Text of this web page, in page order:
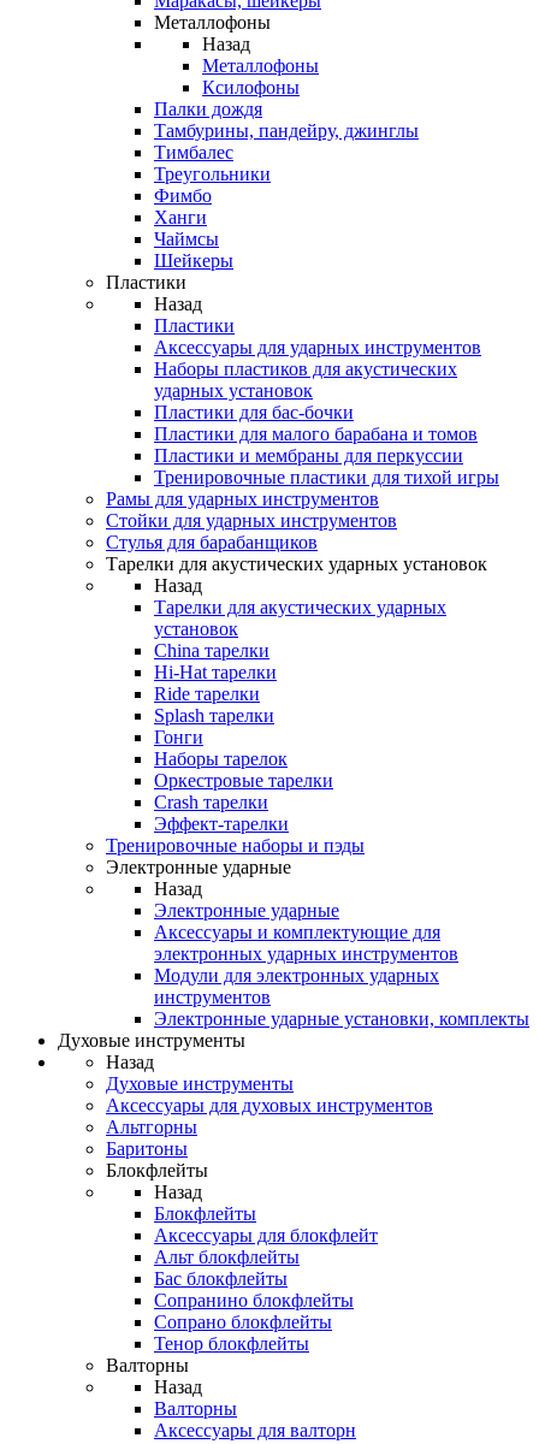
Металлофоны
Назад
Металлофоны
Ксилофоны
Палки дождя
Тамбурины, пандейру, джинглы
Тимбалес
Треугольники
Фимбо
Ханги
Чаймсы
Шейкеры
Пластики
Назад
Пластики
Аксессуары для ударных инструментов
Наборы пластиков для акустических
ударных установок
Пластики для бас-бочки
Пластики для малого барабана и томов
Пластики и мембраны для перкуссии
Тренировочные пластики для тихой игры
Рамы для ударных инструментов
Стойки для ударных инструментов
Стулья для барабанщиков
Тарелки для акустических ударных установок
Назад
Тарелки для акустических ударных
установок
China тарелки
Hi-Hat тарелки
Ride тарелки
Splash тарелки
Гонги
Наборы тарелок
Оркестровые тарелки
Сrash тарелки
Эффект-тарелки
Тренировочные наборы и пэды
Электронные ударные
Назад
Электронные ударные
Аксессуары и комплектующие для
электронных ударных инструментов
Модули для электронных ударных
инструментов
Электронные ударные установки, комплекты
Духовые инструменты
Назад
Духовые инструменты
Аксессуары для духовых инструментов
Альтгорны
Баритоны
Блокфлейты
Назад
Блокфлейты
Аксессуары для блокфлейт
Альт блокфлейты
Бас блокфлейты
Сопранино блокфлейты
Сопрано блокфлейты
Тенор блокфлейты
Валторны
Назад
Валторны
Аксессуары для валторн